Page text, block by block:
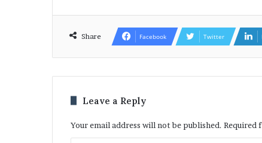
Share Facebook Twitter
Leave a Reply
Your email address will not be published. Required